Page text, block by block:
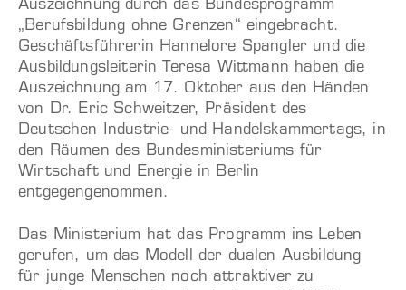
Auszeichnung durch das Bundesprogramm
„Berufsbildung ohne Grenzen“ eingebracht.
Geschäftsführerin Hannelore Spangler und die
Ausbildungsleiterin Teresa Wittmann haben die
Auszeichnung am 17. Oktober aus den Händen
von Dr. Eric Schweitzer, Präsident des
Deutschen Industrie- und Handelskammertags, in
den Räumen des Bundesministeriums für
Wirtschaft und Energie in Berlin
entgegengenommen.
Das Ministerium hat das Programm ins Leben
gerufen, um das Modell der dualen Ausbildung
für junge Menschen noch attraktiver zu